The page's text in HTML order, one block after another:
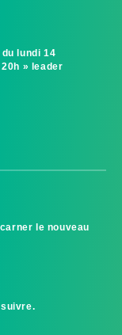
lundi 14
» leader
le nouveau